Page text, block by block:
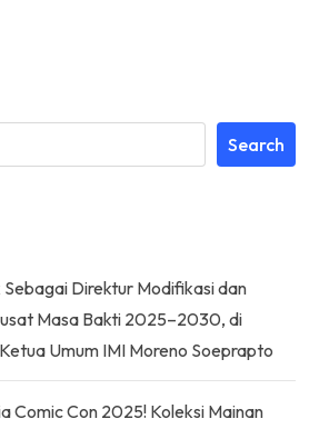
Search
Direktur Modifikasi dan
Masa Bakti 2025–2030, di
Umum IMI Moreno Soeprapto
Comic Con 2025! Koleksi Mainan